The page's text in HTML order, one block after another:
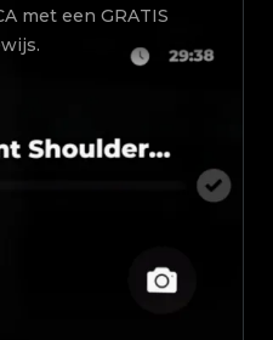
met een GRATIS